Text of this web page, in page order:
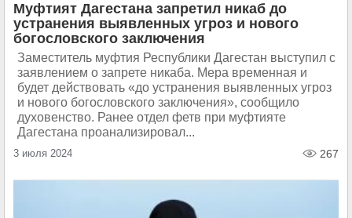
Муфтият Дагестана запретил никаб до
устранения выявленных угроз и нового
богословского заключения
Заместитель муфтия Республики Дагестан выступил с
заявлением о запрете никаба. Мера временная и
будет действовать «до устранения выявленных угроз
и нового богословского заключения», сообщило
духовенство. Ранее отдел фетв при муфтияте
Дагестана проанализировал...
3 июля 2024 267